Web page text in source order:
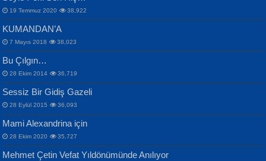
İPEK ACAR SERT
Gazze’nin Şecaati, Ümmetin İmtihanı...
Selahattin Yıldız
İdrakimle Üşürken...
ERDEM BAYAZIT
Sana, Bana, Vatanıma, Ülkemin
İnsanlarına Dair...
19 Temmuz 2020 38,922
KUMANDAN’A
7 Mayıs 2018 38,023
Bu Çılgın…
28 Ekim 2014 36,719
Sessiz Bir Gidiş Gazeli
28 Eylül 2015 36,093
Mami Alexandrina için
28 Ekim 2020 35,727
Mehmet Çetin Vefat Yıldönümünde Anılıyor